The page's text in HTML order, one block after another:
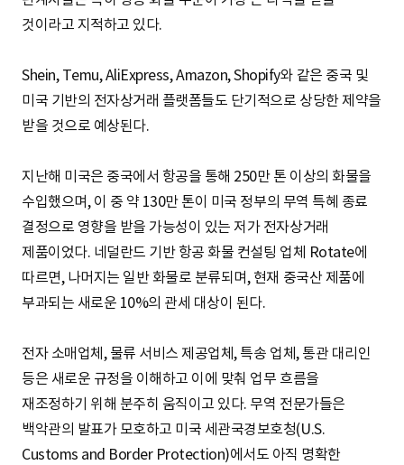
것이라고 지적하고 있다.
Shein, Temu, AliExpress, Amazon, Shopify와 같은 중국 및
미국 기반의 전자상거래 플랫폼들도 단기적으로 상당한 제약을
받을 것으로 예상된다.
지난해 미국은 중국에서 항공을 통해 250만 톤 이상의 화물을
수입했으며, 이 중 약 130만 톤이 미국 정부의 무역 특혜 종료
결정으로 영향을 받을 가능성이 있는 저가 전자상거래
제품이었다. 네덜란드 기반 항공 화물 컨설팅 업체 Rotate에
따르면, 나머지는 일반 화물로 분류되며, 현재 중국산 제품에
부과되는 새로운 10%의 관세 대상이 된다.
전자 소매업체, 물류 서비스 제공업체, 특송 업체, 통관 대리인
등은 새로운 규정을 이해하고 이에 맞춰 업무 흐름을
재조정하기 위해 분주히 움직이고 있다. 무역 전문가들은
백악관의 발표가 모호하고 미국 세관국경보호청(U.S.
Customs and Border Protection)에서도 아직 명확한